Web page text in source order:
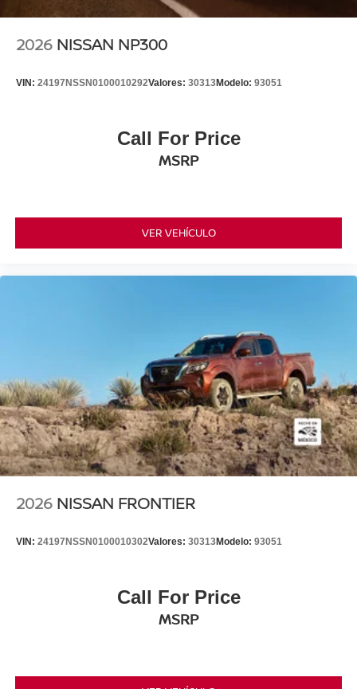
2026 NISSAN NP300
VIN: 24197NSSN0100010292Valores: 30313Modelo: 93051
Call For Price
MSRP
VER VEHÍCULO
2026 NISSAN FRONTIER
VIN: 24197NSSN0100010302Valores: 30313Modelo: 93051
Call For Price
MSRP